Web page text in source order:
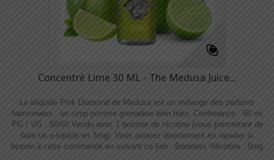
Concentré Lime 30 ML - The Medusa Juice...
Le eliquide Pink Diamond de Medusa est un mélange des parfums
harmonieux : un sirop pomme grenadine bien frais. Contenance : 60 ml
PG / VG : 50/50 Vendu avec 1 booster de nicotine (vous permettant de
faire un e-liquide en 3mg). Vous pouvez directement en rajouter si
besoin à cette commande en suivant ce lien : Boosters !​​ Nicotine : 0mg